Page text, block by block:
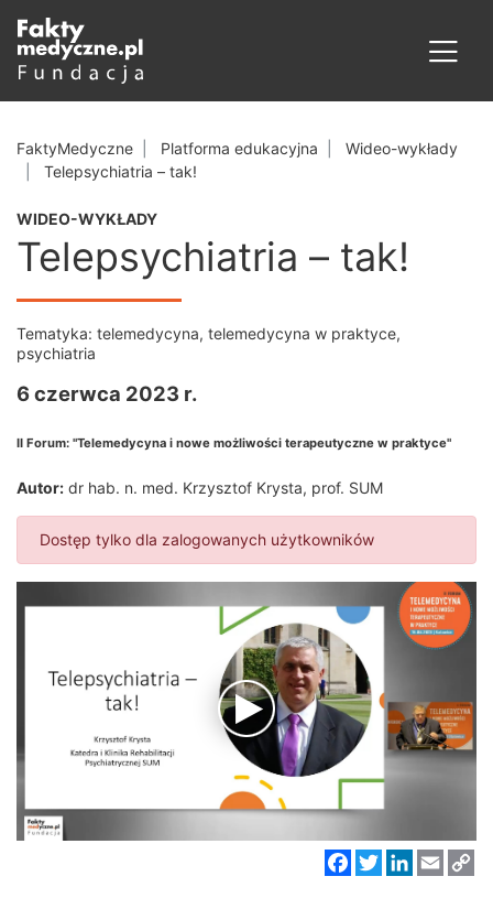
FaktyMedyczne Platforma edukacyjna
Wideo-wykłady
Telepsychiatria – tak!
WIDEO-WYKŁADY
Telepsychiatria – tak!
Tematyka: telemedycyna, telemedycyna w praktyce,
psychiatria
6 czerwca 2023 r.
II Forum: "Telemedycyna i nowe możliwości terapeutyczne w praktyce"
Autor: dr hab. n. med. Krzysztof Krysta, prof. SUM
Dostęp tylko dla zalogowanych użytkowników
Facebook
TwitterLinkedIn
Email